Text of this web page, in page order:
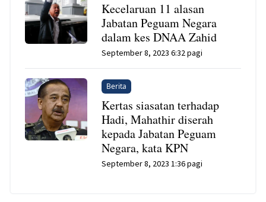
Kecelaruan 11 alasan
Jabatan Peguam Negara
dalam kes DNAA Zahid
September 8, 2023 6:32 pagi
Berita
Kertas siasatan terhadap
Hadi, Mahathir diserah
kepada Jabatan Peguam
Negara, kata KPN
September 8, 2023 1:36 pagi